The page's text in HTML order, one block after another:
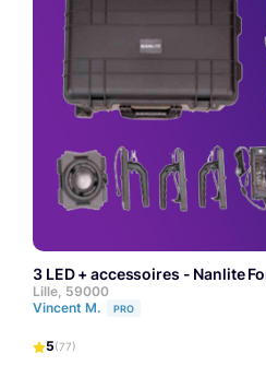
3 LED + accessoires - Nanlite
Lille, 59000
Vincent M.
PRO
5(77)